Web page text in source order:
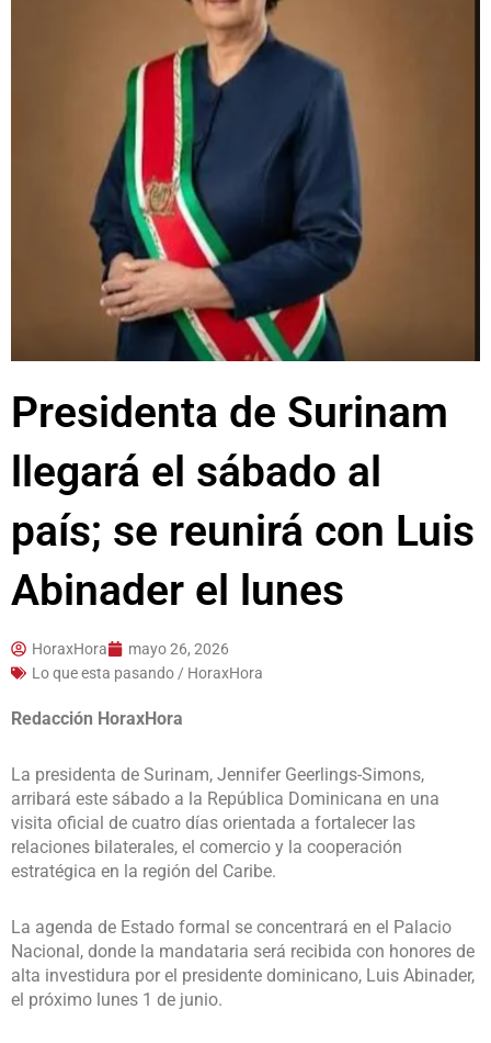
Presidenta de Surinam
llegará el sábado al
país; se reunirá con Luis
Abinader el lunes
HoraxHora
mayo 26, 2026
Lo que esta pasando / HoraxHora
Redacción HoraxHora
La presidenta de Surinam, Jennifer Geerlings-Simons,
arribará este sábado a la República Dominicana en una
visita oficial de cuatro días orientada a fortalecer las
relaciones bilaterales, el comercio y la cooperación
estratégica en la región del Caribe.
La agenda de Estado formal se concentrará en el Palacio
Nacional, donde la mandataria será recibida con honores de
alta investidura por el presidente dominicano, Luis Abinader,
el próximo lunes 1 de junio.